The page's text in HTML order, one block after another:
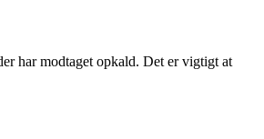
har modtaget opkald. Det er vigtigt at